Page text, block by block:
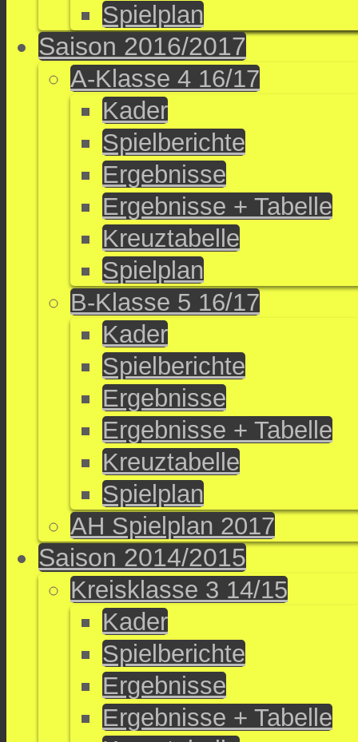
Spielplan
Saison 2016/2017
A-Klasse 4 16/17
Kader
Spielberichte
Ergebnisse
Ergebnisse + Tabelle
Kreuztabelle
Spielplan
B-Klasse 5 16/17
Kader
Spielberichte
Ergebnisse
Ergebnisse + Tabelle
Kreuztabelle
Spielplan
AH Spielplan 2017
Saison 2014/2015
Kreisklasse 3 14/15
Kader
Spielberichte
Ergebnisse
Ergebnisse + Tabelle